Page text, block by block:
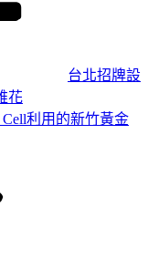
台北招牌設
花
利用的新竹黃金